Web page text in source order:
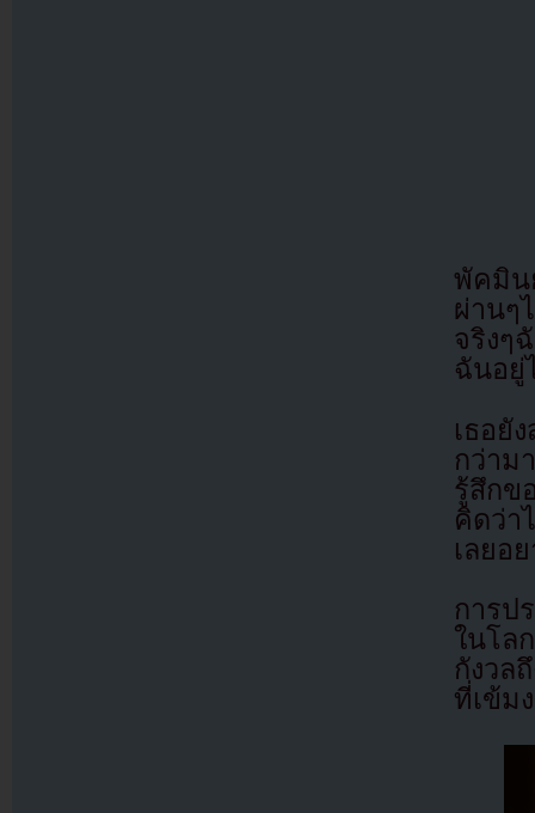
พัคมิน
ผ่านๆ
จริงๆ
ฉันอยู่
เธอยั
กว่าม
รู้สึกข
คิดว่า
เลยอ
การป
ในโล
กังวล
ที่เข้ม